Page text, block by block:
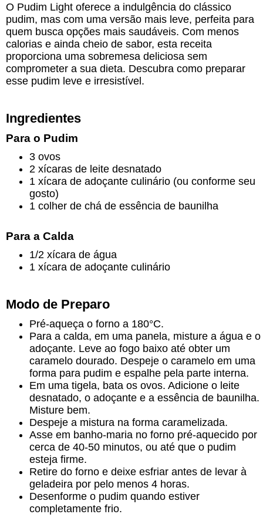
O Pudim Light oferece a indulgência do clássico
pudim, mas com uma versão mais leve, perfeita para
quem busca opções mais saudáveis. Com menos
calorias e ainda cheio de sabor, esta receita
proporciona uma sobremesa deliciosa sem
comprometer a sua dieta. Descubra como preparar
esse pudim leve e irresistível.
Ingredientes
Para o Pudim
3 ovos
2 xícaras de leite desnatado
1 xícara de adoçante culinário (ou conforme seu
gosto)
1 colher de chá de essência de baunilha
Para a Calda
1/2 xícara de água
1 xícara de adoçante culinário
Modo de Preparo
Pré-aqueça o forno a 180°C.
Para a calda, em uma panela, misture a água e o
adoçante. Leve ao fogo baixo até obter um
caramelo dourado. Despeje o caramelo em uma
forma para pudim e espalhe pela parte interna.
Em uma tigela, bata os ovos. Adicione o leite
desnatado, o adoçante e a essência de baunilha.
Misture bem.
Despeje a mistura na forma caramelizada.
Asse em banho-maria no forno pré-aquecido por
cerca de 40-50 minutos, ou até que o pudim
esteja firme.
Retire do forno e deixe esfriar antes de levar à
geladeira por pelo menos 4 horas.
Desenforme o pudim quando estiver
completamente frio.